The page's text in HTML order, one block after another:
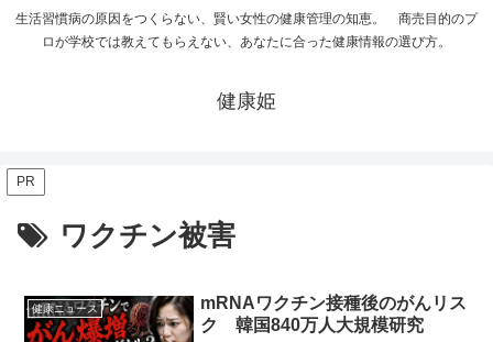
生活習慣病の原因をつくらない、賢い女性の健康管理の知恵。 商売目的のプ
ロが学校では教えてもらえない、あなたに合った健康情報の選び方。
健康姫
PR
ワクチン被害
健康ニュース
mRNAワクチン接種後のがんリス
ク 韓国840万人大規模研究